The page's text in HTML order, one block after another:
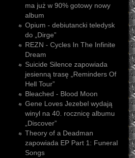
ma już w 90% gotowy nowy
album
Opium - debiutancki teledysk
do „Dirge”
REZN - Cycles In The Infinite
Dream
Suicide Silence zapowiada
jesienną trasę „Reminders Of
Hell Tour”
Bleached - Blood Moon
Gene Loves Jezebel wydają
winyl na 40. rocznicę albumu
„Discover”
Theory of a Deadman
zapowiada EP Part 1: Funeral
Songs